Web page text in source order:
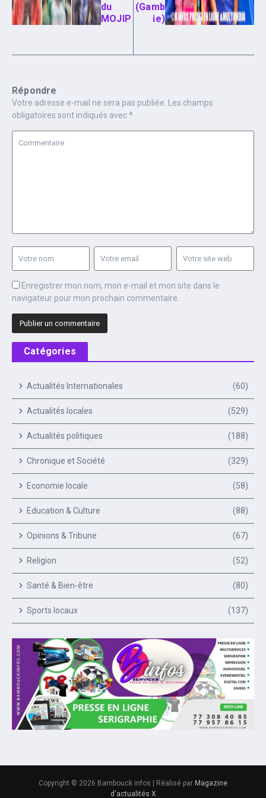
du
MOJIP
(Gamb
ie)
Répondre
Votre adresse e-mail ne sera pas publiée.
Les champs
obligatoires sont indiqués avec*
Enregistrer mon nom, mon e-mail et mon site dans le
navigateur pour mon prochain commentaire.
Catégories
Actualités Internationales (60)
Actualités locales (529)
Actualités politiques (188)
Chronique et Société (329)
Economie locale (58)
Education & Culture (88)
Opinions & Tribune (67)
Religion (52)
Santé & Bien-être (80)
Sports locaux (137)
Copyright © 2026 Bambouck infos | Réalisé par Magazine
d'actualités X